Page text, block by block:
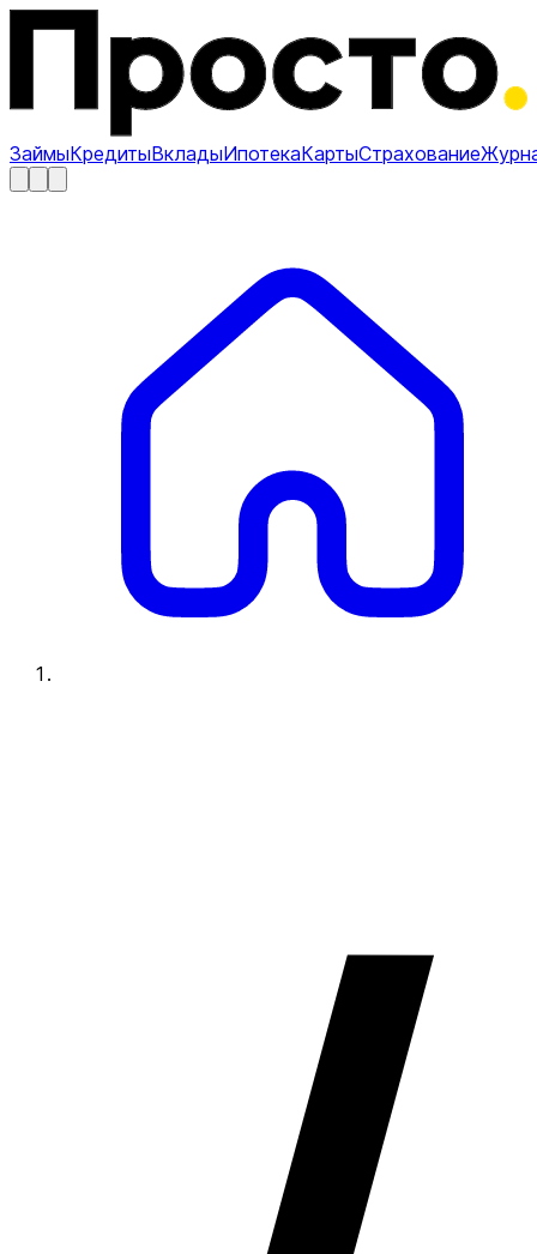
ЗаймыКредитыВкладыИпотекаКартыСтрахование